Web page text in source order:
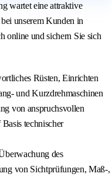
wartet eine attraktive
unserem Kunden in
online und sichern Sie sich
Rüsten, Einrichten
und Kurzdrehmaschinen
von anspruchsvollen
technischer
des
von Sichtprüfungen, Maß-,